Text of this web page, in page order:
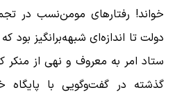
خواند! رفتارهای مومن‌نسب در
دولت تا اندازه‌ای شبهه‌برانگیز بود
ستاد امر به معروف و نهی از
گذشته در گفت‌وگویی با پایگاه